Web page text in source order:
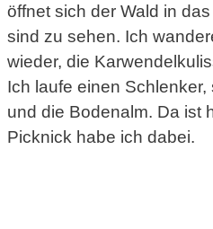
öffnet sich der Wald in
sind zu sehen. Ich
wieder, die
Ich laufe einen
und die Bodenalm. Da ist
Picknick habe ich dabei.